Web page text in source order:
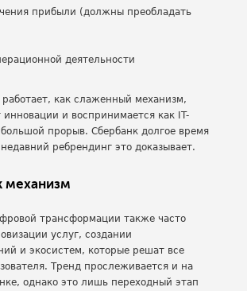
прибыли (должны преобладать
деятельности
как слаженный механизм,
инновации и воспринимается как IT-
прорыв. Сбербанк долгое время
ребрендинг это доказывает.
механизм
трансформации также часто
услуг, создании
и экосистем, которые решат все
Тренд прослеживается и на
однако это лишь переходный этап